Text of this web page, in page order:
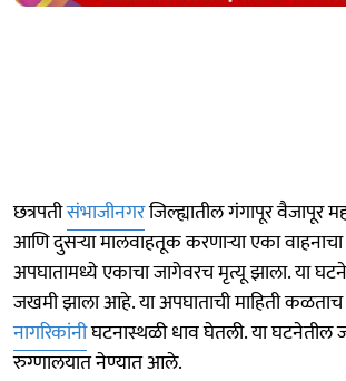
छत्रपतीसंभाजीनगरजिल्ह्यातील गंगापूर वैजापूर
आणि दुसऱ्या मालवाहतूक करणाऱ्या एका
अपघातामध्ये एकाचा जागेवरच मृत्यू झाला. या
जखमी झाला आहे. या अपघाताची माहिती
नागरिकांनीघटनास्थळी धाव घेतली. या घटनेतील
रुग्णालयात नेण्यात आले.